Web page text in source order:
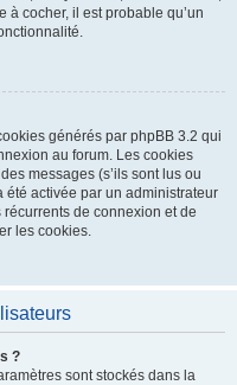
à cocher, il est probable qu’un
générés par phpBB 3.2 qui
au forum. Les cookies
messages (s’ils sont lus ou
été activée par un administrateur
de connexion et de
les cookies.
?
sont stockés dans la